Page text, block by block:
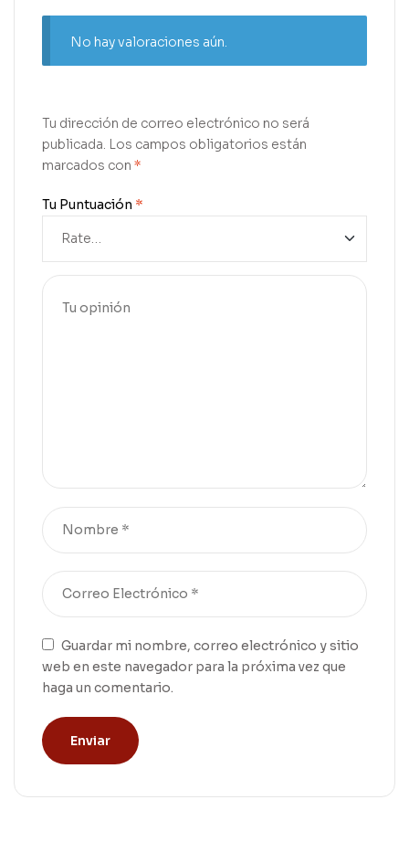
No hay valoraciones aún.
Tu dirección de correo electrónico no será
publicada. Los campos obligatorios están
marcados con *
Tu Puntuación *
Guardar mi nombre, correo electrónico y sitio
web en este navegador para la próxima vez que
haga un comentario.